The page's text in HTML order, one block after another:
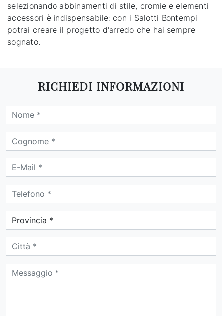
selezionando abbinamenti di stile, cromie e elementi
accessori è indispensabile: con i Salotti Bontempi
potrai creare il progetto d'arredo che hai sempre
sognato.
RICHIEDI INFORMAZIONI